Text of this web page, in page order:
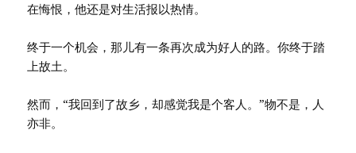
在悔恨，他还是对生活报以热情。
终于一个机会，那儿有一条再次成为好人的路。你终于踏
上故土。
然而，“我回到了故乡，却感觉我是个客人。”物不是，人
亦非。